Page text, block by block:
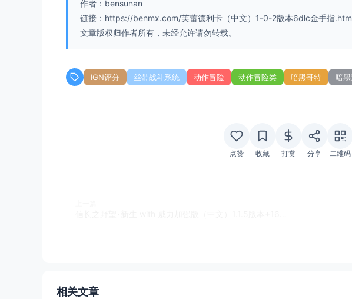
作者：bensunan
链接：https://benmx.com/芙蕾德利卡（中文）1-0-2版本6dlc金手指
文章版权归作者所有，未经允许请勿转载。
IGN评分 丝带战斗系统 动作冒险 动作冒险类 暗黑哥特 暗
点赞 收藏 打赏 分享 二维码
相关文章